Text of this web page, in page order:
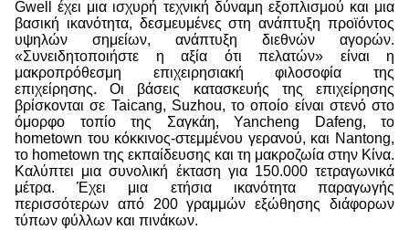
Gwell έχει μια ισχυρή τεχνική δύναμη εξοπλισμού και μια
βασική ικανότητα, δεσμευμένες στη ανάπτυξη προϊόντος
υψηλών σημείων, ανάπτυξη διεθνών αγορών.
«Συνειδητοποιήστε η αξία ότι πελατών» είναι η
μακροπρόθεσμη επιχειρησιακή φιλοσοφία της
επιχείρησης. Οι βάσεις κατασκευής της επιχείρησης
βρίσκονται σε Taicang, Suzhou, το οποίο είναι στενό στο
όμορφο τοπίο της Σαγκάη, Yancheng Dafeng, το
hometown του κόκκινος-στεμμένου γερανού, και Nantong,
το hometown της εκπαίδευσης και τη μακροζωία στην Κίνα.
Καλύπτει μια συνολική έκταση για 150.000 τετραγωνικά
μέτρα. Έχει μια ετήσια ικανότητα παραγωγής
περισσότερων από 200 γραμμών εξώθησης διάφορων
τύπων φύλλων και πινάκων.